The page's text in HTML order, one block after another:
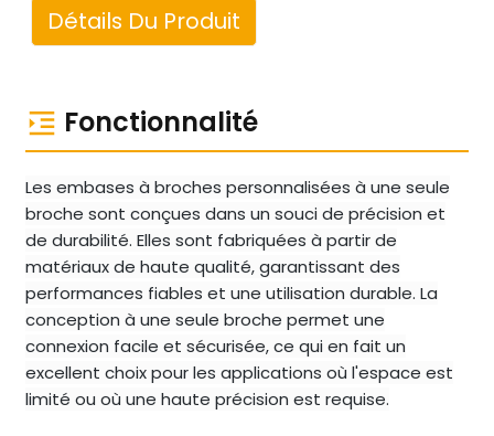
Détails Du Produit
Fonctionnalité
Les embases à broches personnalisées à une seule
broche sont conçues dans un souci de précision et
de durabilité. Elles sont fabriquées à partir de
matériaux de haute qualité, garantissant des
performances fiables et une utilisation durable. La
conception à une seule broche permet une
connexion facile et sécurisée, ce qui en fait un
excellent choix pour les applications où l'espace est
limité ou où une haute précision est requise.